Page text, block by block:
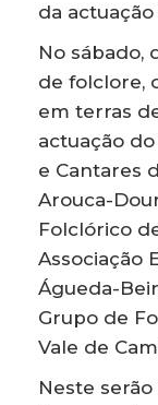
da
No sábado,
de folclore,
em terras
actuação
e Cantares
Arouca-
Folclórico
Associação
Águeda-
Grupo de
Vale de
Neste